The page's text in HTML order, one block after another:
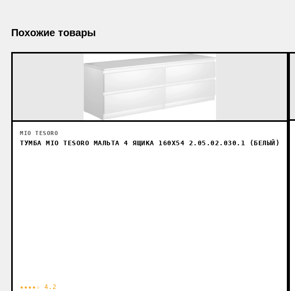
Похожие товары
MIO TESORO
ТУМБА MIO TESORO МАЛЬТА 4 ЯЩИКА 160X54 2.05.02.030.1 (БЕЛЫЙ)
★★★★☆ 4.2